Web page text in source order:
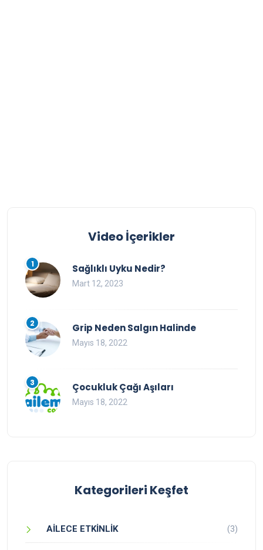
Video İçerikler
1 Sağlıklı Uyku Nedir?
Mart 12, 2023
2 Grip Neden Salgın Halinde
Mayıs 18, 2022
3 Çocukluk Çağı Aşıları
Mayıs 18, 2022
Kategorileri Keşfet
AİLECE ETKİNLİK (3)